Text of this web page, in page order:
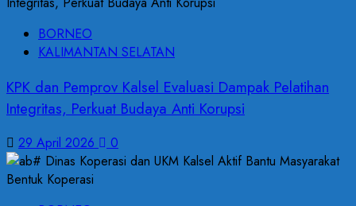
BORNEO
KALIMANTAN SELATAN
KPK dan Pemprov Kalsel Evaluasi Dampak Pelatihan
Integritas, Perkuat Budaya Anti Korupsi
29 April 2026 0